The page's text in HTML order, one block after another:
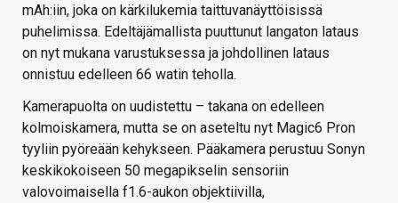
mAh:iin, joka on kärkilukemia taittuvanäyttöisissä
puhelimissa. Edeltäjämallista puuttunut langaton lataus
on nyt mukana varustuksessa ja johdollinen lataus
onnistuu edelleen 66 watin teholla.
Kamerapuolta on uudistettu – takana on edelleen
kolmoiskamera, mutta se on aseteltu nyt Magic6 Pron
tyyliin pyöreään kehykseen. Pääkamera perustuu Sonyn
keskikokoiseen 50 megapikselin sensoriin
valovoimaisella f1.6-aukon objektiivilla,